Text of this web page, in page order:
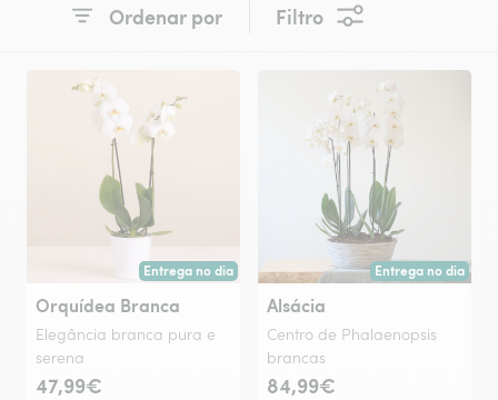
Ordenar por Filtro
Entrega no dia
Entrega hoje ou na data à tua escolha.
Orquídea Branca
Elegância branca pura e
serena
47,99€
Entrega no dia
Entrega hoje ou na
Alsácia
Centro de Phalaenopsis
brancas
84,99€